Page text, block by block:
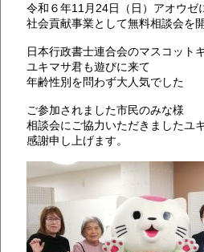
令和６年11月24日（日）アオウゼ
社会貢献事業として無料相談会を
日本行政書士連合会のマスコット
ユキマサ君も遊びに来て
年齢性別を問わず大人気でした
ご参加されました市民のみな様
相談会にご協力いただきましたユ
感謝申し上げます。